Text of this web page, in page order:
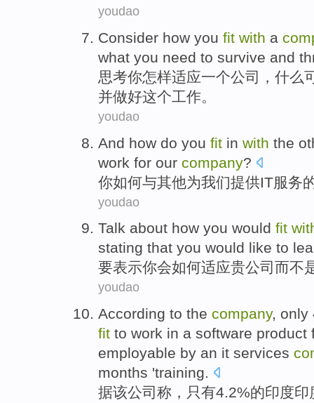
youdao
Consider how you fit with a
what you need to survive and
思考你怎样适应一个公司 ， 什么
并做好这个工作。
youdao
And how do you fit in with the
work for our company?
你如何与其他为我们提供IT服务
youdao
Talk about how you would fit
stating that you would like to
要表示你会如何适应贵公司 而不
youdao
According to the company, only
fit to work in a software product
employable by an it services
months 'training.
据该公司 称， 只有4.2%的印度印